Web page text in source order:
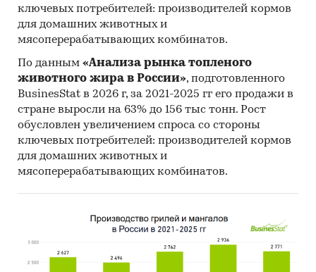
ключевых потребителей: производителей кормов
для домашних животных и
мясоперерабатывающих комбинатов.
По данным «Анализа рынка топленого
животного жира в России», подготовленного
BusinesStat в 2026 г, за 2021-2025 гг его продажи в
стране выросли на 63% до 156 тыс тонн. Рост
обусловлен увеличением спроса со стороны
ключевых потребителей: производителей кормов
для домашних животных и
мясоперерабатывающих комбинатов.